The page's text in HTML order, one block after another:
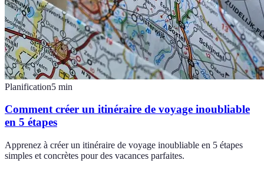
Planification5 min
Comment créer un itinéraire de voyage inoubliable
en 5 étapes
Apprenez à créer un itinéraire de voyage inoubliable en 5 étapes
simples et concrètes pour des vacances parfaites.